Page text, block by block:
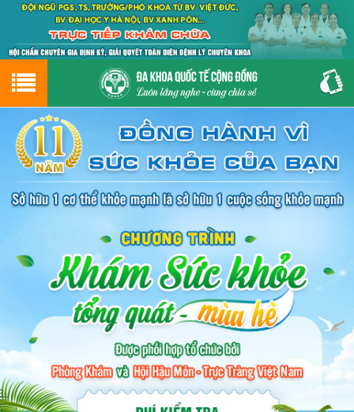
Hotline0243.9656.999tư vấn miễn phí
GIỚI THIỆU
GIỚI THIỆU VỀ PHÒNG KHÁM
CƠ SỞ VẬT CHẤT
ĐẶT HẸN LỊCH KHÁM
ĐƯỜNG TỚI PHÒNG KHÁM
PHỤ KHOA
BỆNH HẬU MÔN
BỆNH XÃ HỘI